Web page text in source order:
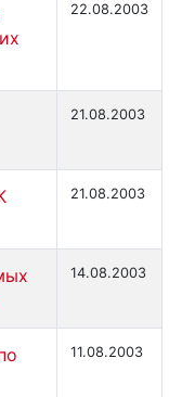
22.08.2003
21.08.2003
21.08.2003
14.08.2003
11.08.2003